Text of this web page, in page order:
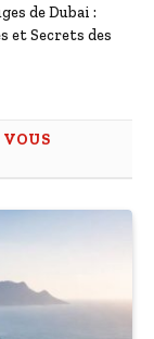
de Dubai :
et Secrets des
VOUS